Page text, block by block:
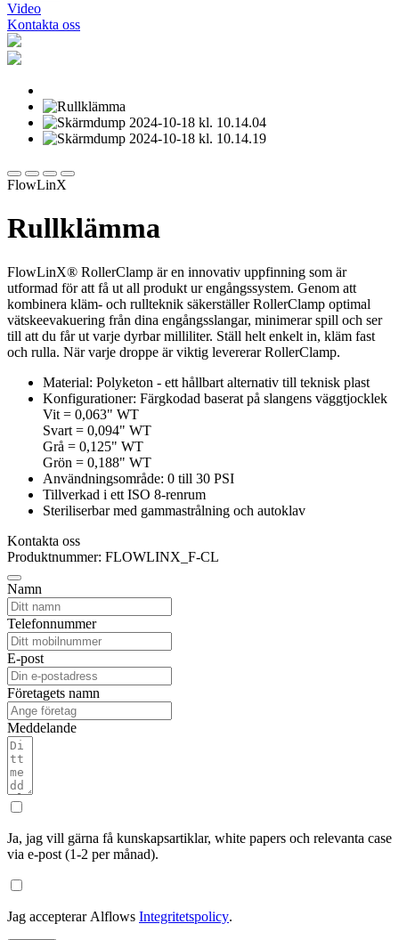
Video
Kontakta oss
FlowLinX
Rullklämma
FlowLinX® RollerClamp är en innovativ uppfinning som är
utformad för att få ut all produkt ur engångssystem. Genom att
kombinera kläm- och rullteknik säkerställer RollerClamp optimal
vätskeevakuering från dina engångsslangar, minimerar spill och ser
till att du får ut varje dyrbar milliliter. Ställ helt enkelt in, kläm fast
och rulla. När varje droppe är viktig levererar RollerClamp.
Material: Polyketon - ett hållbart alternativ till teknisk plast
Konfigurationer: Färgkodad baserat på slangens väggtjocklek
Vit = 0,063" WT
Svart = 0,094" WT
Grå = 0,125" WT
Grön = 0,188" WT
Användningsområde: 0 till 30 PSI
Tillverkad i ett ISO 8-renrum
Steriliserbar med gammastrålning och autoklav
Kontakta oss
Produktnummer: FLOWLINX_F-CL
Namn
Telefonnummer
E-post
Företagets namn
Meddelande
Ja, jag vill gärna få kunskapsartiklar, white papers och relevanta case
via e-post (1-2 per månad).
Jag accepterar Alflows Integritetspolicy.